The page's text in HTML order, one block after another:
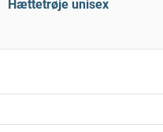
Hættetrøje unisex